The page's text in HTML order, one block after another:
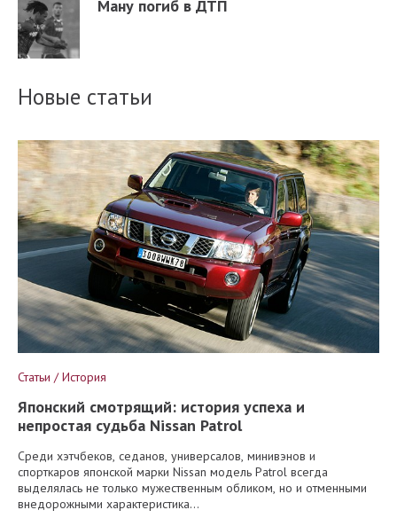
Ману погиб в ДТП
Новые статьи
Статьи / История
Японский смотрящий: история успеха и
непростая судьба Nissan Patrol
Среди хэтчбеков, седанов, универсалов, минивэнов и
спорткаров японской марки Nissan модель Patrol всегда
выделялась не только мужественным обликом, но и отменными
внедорожными характеристика...